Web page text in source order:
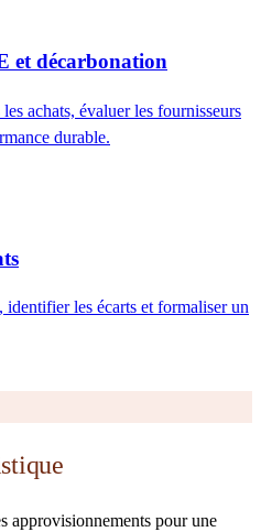
et décarbonation
achats, évaluer les fournisseurs
durable.
les écarts et formaliser un
approvisionnements pour une